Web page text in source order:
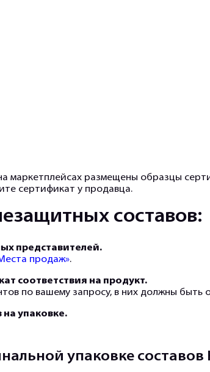
маркетплейсах размещены образцы
сертификат у продавца.
составов:
представителей.
продаж».
соответствия на продукт.
по вашему запросу, в них должны быть
упаковке.
упаковке